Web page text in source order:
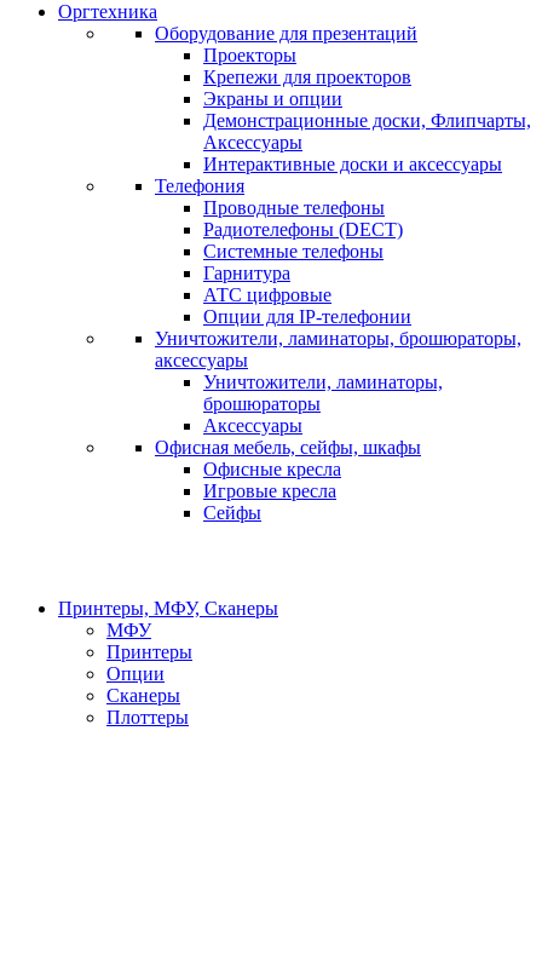
Оргтехника
Оборудование для презентаций
Проекторы
Крепежи для проекторов
Экраны и опции
Демонстрационные доски, Флипчарты,
Аксессуары
Интерактивные доски и аксессуары
Телефония
Проводные телефоны
Радиотелефоны (DECT)
Системные телефоны
Гарнитура
АТС цифровые
Опции для IP-телефонии
Уничтожители, ламинаторы, брошюраторы,
аксессуары
Уничтожители, ламинаторы,
брошюраторы
Аксессуары
Офисная мебель, сейфы, шкафы
Офисные кресла
Игровые кресла
Сейфы
Принтеры, МФУ, Сканеры
МФУ
Принтеры
Опции
Сканеры
Плоттеры